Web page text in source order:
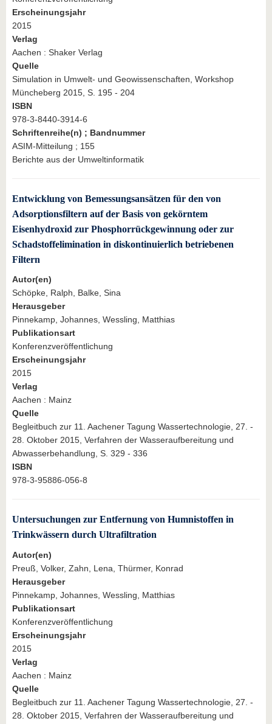
Erscheinungsjahr
2015
Verlag
Aachen : Shaker Verlag
Quelle
Simulation in Umwelt- und Geowissenschaften, Workshop
Müncheberg 2015, S. 195 - 204
ISBN
978-3-8440-3914-6
Schriftenreihe(n) ; Bandnummer
ASIM-Mitteilung ; 155
Berichte aus der Umweltinformatik
Entwicklung von Bemessungsansätzen für den von
Adsorptionsfiltern auf der Basis von gekörntem
Eisenhydroxid zur Phosphorrückgewinnung oder zur
Schadstoffelimination in diskontinuierlich betriebenen
Filtern
Autor(en)
Schöpke, Ralph, Balke, Sina
Herausgeber
Pinnekamp, Johannes, Wessling, Matthias
Publikationsart
Konferenzveröffentlichung
Erscheinungsjahr
2015
Verlag
Aachen : Mainz
Quelle
Begleitbuch zur 11. Aachener Tagung Wassertechnologie, 27. -
28. Oktober 2015, Verfahren der Wasseraufbereitung und
Abwasserbehandlung, S. 329 - 336
ISBN
978-3-95886-056-8
Untersuchungen zur Entfernung von Humnistoffen in
Trinkwässern durch Ultrafiltration
Autor(en)
Preuß, Volker, Zahn, Lena, Thürmer, Konrad
Herausgeber
Pinnekamp, Johannes, Wessling, Matthias
Publikationsart
Konferenzveröffentlichung
Erscheinungsjahr
2015
Verlag
Aachen : Mainz
Quelle
Begleitbuch zur 11. Aachener Tagung Wassertechnologie, 27. -
28. Oktober 2015, Verfahren der Wasseraufbereitung und